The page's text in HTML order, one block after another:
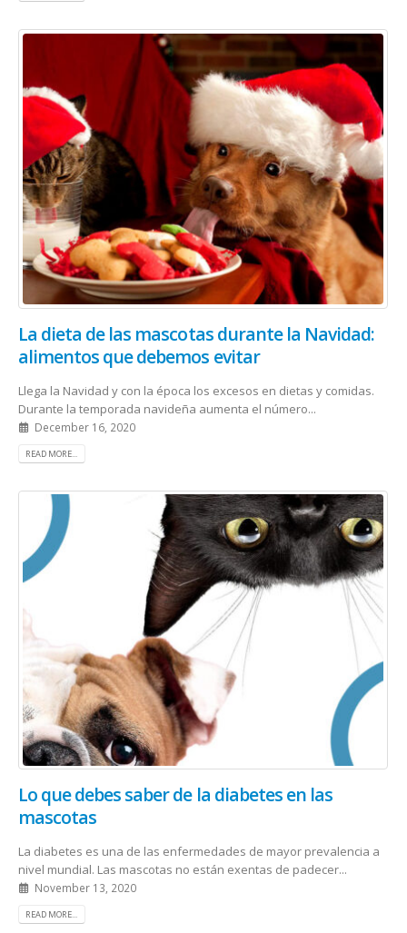
La dieta de las mascotas durante la Navidad:
alimentos que debemos evitar
Llega la Navidad y con la época los excesos en dietas y comidas.
Durante la temporada navideña aumenta el número...
December 16, 2020
READ MORE...
Lo que debes saber de la diabetes en las
mascotas
La diabetes es una de las enfermedades de mayor prevalencia a
nivel mundial. Las mascotas no están exentas de padecer...
November 13, 2020
READ MORE...